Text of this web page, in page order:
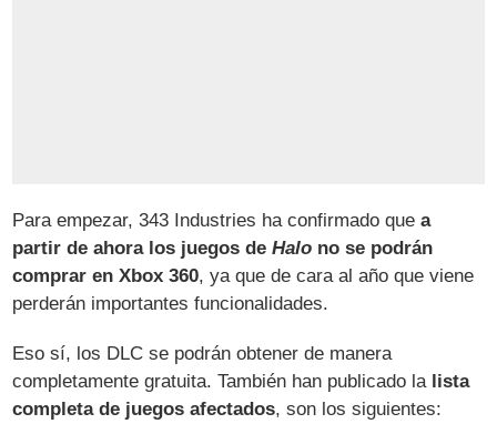
Para empezar, 343 Industries ha confirmado quea
partir de ahora los juegos deHalo no se podrán
comprar en Xbox 360, ya que de cara al año que viene
perderán importantes funcionalidades.
Eso sí, los DLC se podrán obtener de manera
completamente gratuita. También han publicado la lista
completa de juegos afectados, son los siguientes: